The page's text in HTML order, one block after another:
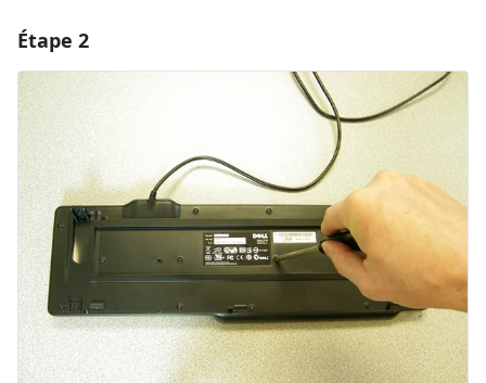
Annuler Publier un commentaire
Étape 2